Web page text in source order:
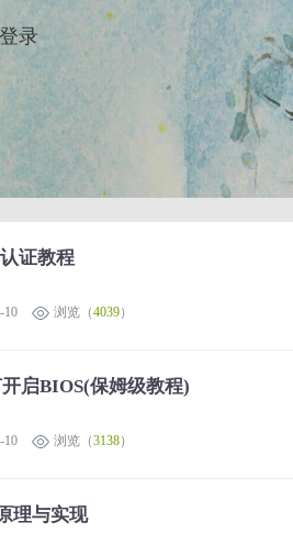
登录
证教程
10 浏览（4039）
启BIOS(保姆级教程)
10 浏览（3138）
理与实现